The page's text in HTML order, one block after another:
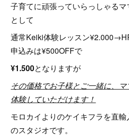
子育てに頑張っていらっしゃる
として
通常Keiki体験レッスン
申込みは¥500OFFで
¥1.500となりますが
その価格でお子様とご一緒に、
体験していただけます！
モロカイよりのケイキフラを直
のスタジオです。